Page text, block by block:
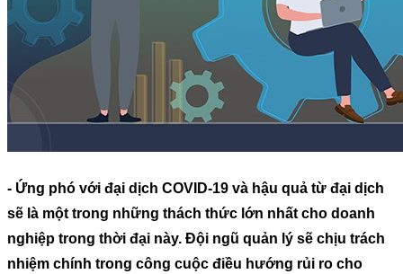
- Ứng phó với đại dịch COVID-19 và hậu quả từ đại dịch
sẽ là một trong những thách thức lớn nhất cho doanh
nghiệp trong thời đại này. Đội ngũ quản lý sẽ chịu trách
nhiệm chính trong công cuộc điều hướng rủi ro cho